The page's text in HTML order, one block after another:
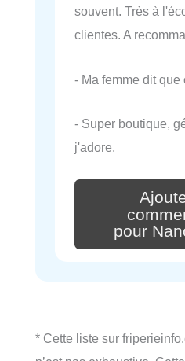
souvent. Très à
clientes. A
- Ma femme dit que
- Super boutique,
j'adore.
pour
* Cette liste sur